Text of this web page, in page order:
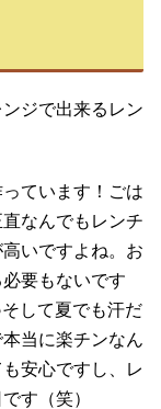
ジで出来るレン
ています！ごは
なんでもレンチ
いですよね。お
要もないです
して夏でも汗だ
当に楽チンなん
安心ですし、レ
す（笑）